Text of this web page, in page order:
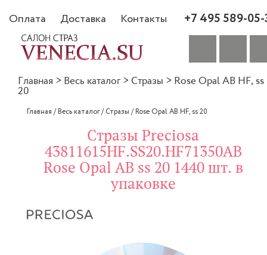
Оплата Доставка Контакты +7 495 589-
Главная > Весь каталог > Стразы > Rose Opal AB HF, ss
20
Главная /Весь каталог/Стразы /Rose Opal AB HF, ss 20
Стразы Preciosa
43811615HF.SS20.HF71350AB
Rose Opal AB ss 20 1440 шт. в
упаковке